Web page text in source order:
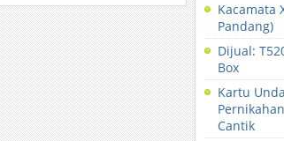
Kacamata
Pandang)
Dijual:
Box
Kartu
Cantik